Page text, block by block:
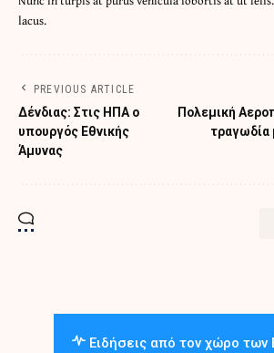
lacus.
PREVIOUS ARTICLE
Δένδιας: Στις ΗΠΑ ο
υπουργός Εθνικής
Άμυνας
Πολεμική
τραγωδία
Ειδήσεις από τον χώρο των